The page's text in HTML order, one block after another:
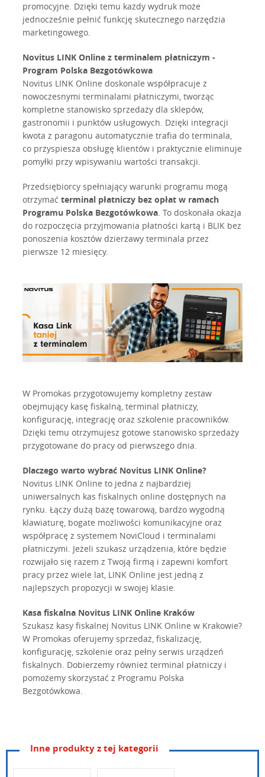
promocyjne. Dzięki temu każdy wydruk może
jednocześnie pełnić funkcję skutecznego narzędzia
marketingowego.
Novitus LINK Online z terminalem płatniczym -
Program Polska Bezgotówkowa
Novitus LINK Online doskonale współpracuje z
nowoczesnymi terminalami płatniczymi, tworząc
kompletne stanowisko sprzedaży dla sklepów,
gastronomii i punktów usługowych. Dzięki integracji
kwota z paragonu automatycznie trafia do terminala,
co przyspiesza obsługę klientów i praktycznie eliminuje
pomyłki przy wpisywaniu wartości transakcji.
Przedsiębiorcy spełniający warunki programu mogą
otrzymać terminal płatniczy bez opłat w ramach
Programu Polska Bezgotówkowa. To doskonała okazja
do rozpoczęcia przyjmowania płatności kartą i BLIK bez
ponoszenia kosztów dzierżawy terminala przez
pierwsze 12 miesięcy.
W Promokas przygotowujemy kompletny zestaw
obejmujący kasę fiskalną, terminal płatniczy,
konfigurację, integrację oraz szkolenie pracowników.
Dzięki temu otrzymujesz gotowe stanowisko sprzedaży
przygotowane do pracy od pierwszego dnia.
Dlaczego warto wybrać Novitus LINK Online?
Novitus LINK Online to jedna z najbardziej
uniwersalnych kas fiskalnych online dostępnych na
rynku. Łączy dużą bazę towarową, bardzo wygodną
klawiaturę, bogate możliwości komunikacyjne oraz
współpracę z systemem NoviCloud i terminalami
płatniczymi. Jeżeli szukasz urządzenia, które będzie
rozwijało się razem z Twoją firmą i zapewni komfort
pracy przez wiele lat, LINK Online jest jedną z
najlepszych propozycji w swojej klasie.
Kasa fiskalna Novitus LINK Online Kraków
Szukasz kasy fiskalnej Novitus LINK Online w Krakowie?
W Promokas oferujemy sprzedaż, fiskalizację,
konfigurację, szkolenie oraz pełny serwis urządzeń
fiskalnych. Dobierzemy również terminal płatniczy i
pomożemy skorzystać z Programu Polska
Bezgotówkowa.
Nazwa: LINK ONLINE
Inne produkty z tej kategorii